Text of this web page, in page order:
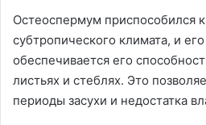
Остеоспермум приспособился
субтропического климата, и
обеспечивается его
листьях и стеблях. Это
периоды засухи и недостатка